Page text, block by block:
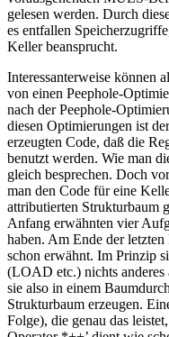
gelesen werden. Durch
es entfallen
Keller beansprucht.
Interessanterweise können
von einen Peephole-
nach der Peephole-
diesen Optimierungen ist
erzeugten Code, daß die
benutzt werden. Wie man
gleich besprechen. Doch
man den Code für eine
attributierten Strukturbaum
Anfang erwähnten vier
haben. Am Ende der
schon erwähnt. Im Prinzip
(LOAD etc.) nichts anderes
sie also in einem
Strukturbaum erzeugen.
Folge), die genau das